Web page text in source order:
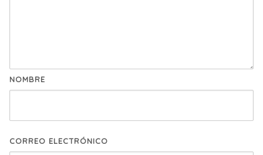
NOMBRE
CORREO ELECTRÓNICO